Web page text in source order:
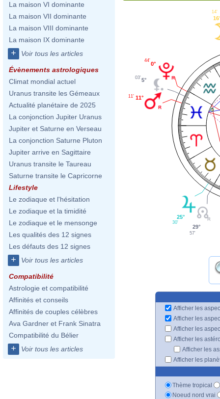
La maison VI dominante
La maison VII dominante
La maison VIII dominante
La maison IX dominante
+ Voir tous les articles
Évènements astrologiques
Climat mondial actuel
Uranus transite les Gémeaux
Actualité planétaire de 2025
La conjonction Jupiter Uranus
Jupiter et Saturne en Verseau
La conjonction Saturne Pluton
Jupiter arrive en Sagittaire
Uranus transite le Taureau
Saturne transite le Capricorne
Lifestyle
Le zodiaque et l'hésitation
Le zodiaque et la timidité
Le zodiaque et le mensonge
Les qualités des 12 signes
Les défauts des 12 signes
+ Voir tous les articles
Compatibilité
Astrologie et compatibilité
Affinités et conseils
Affinités de couples célèbres
Ava Gardner et Frank Sinatra
Compatibilité du Bélier
+ Voir tous les articles
14'
0°
44'
5°
03'
11°
11'
25°
30'
29°
57'
Afficher les
Afficher les
Afficher les
Afficher les
Afficher les
Afficher les
Thème tropical
Noeud nord vrai